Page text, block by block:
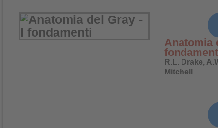
Anatomia
R.L. Drake,
Mitchell